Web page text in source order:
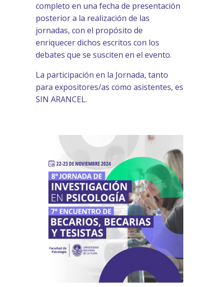
completo en una fecha de presentación
posterior a la realización de las
jornadas, con el propósito de
enriquecer dichos escritos con los
debates que se susciten en el evento.
La participación en la Jornada, tanto
para expositores/as como asistentes, es
SIN ARANCEL.